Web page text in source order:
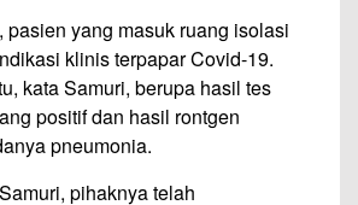
pasien yang masuk ruang isolasi
klinis terpapar Covid-19.
kata Samuri, berupa hasil tes
positif dan hasil rontgen
pneumonia.
pihaknya telah